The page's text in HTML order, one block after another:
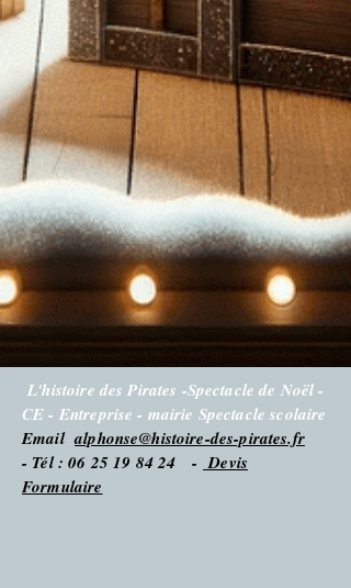
L'histoire des Pirates -Spectacle de Noël -
CE - Entreprise - mairie Spectacle scolaire
Emailalphonse@histoire-des-pirates.fr
- Tél : 06 25 19 84 24 - Devis
Formulaire